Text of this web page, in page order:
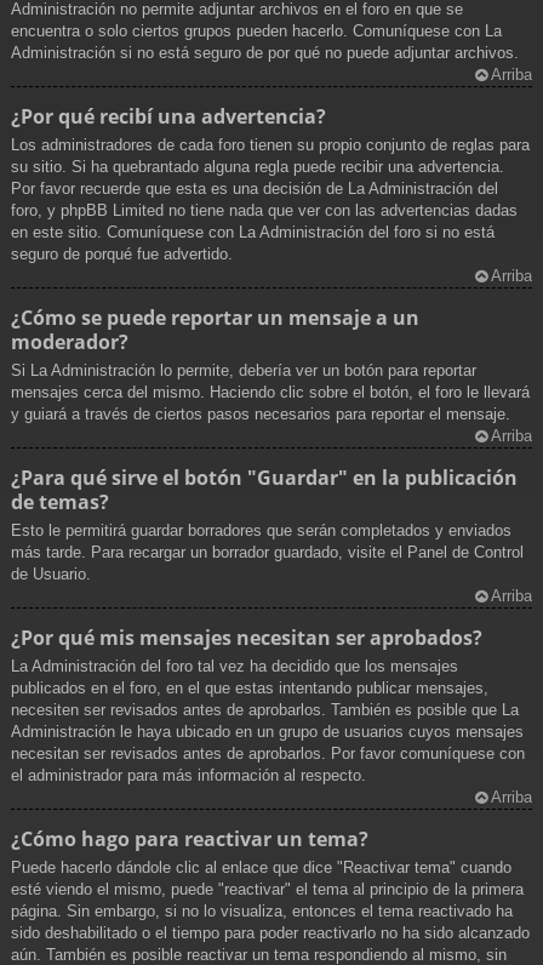
Administración no permite adjuntar archivos en el foro en que se
encuentra o solo ciertos grupos pueden hacerlo. Comuníquese con La
Administración si no está seguro de por qué no puede adjuntar archivos.
Arriba
¿Por qué recibí una advertencia?
Los administradores de cada foro tienen su propio conjunto de reglas para
su sitio. Si ha quebrantado alguna regla puede recibir una advertencia.
Por favor recuerde que esta es una decisión de La Administración del
foro, y phpBB Limited no tiene nada que ver con las advertencias dadas
en este sitio. Comuníquese con La Administración del foro si no está
seguro de porqué fue advertido.
Arriba
¿Cómo se puede reportar un mensaje a un
moderador?
Si La Administración lo permite, debería ver un botón para reportar
mensajes cerca del mismo. Haciendo clic sobre el botón, el foro le llevará
y guiará a través de ciertos pasos necesarios para reportar el mensaje.
Arriba
¿Para qué sirve el botón "Guardar" en la publicación
de temas?
Esto le permitirá guardar borradores que serán completados y enviados
más tarde. Para recargar un borrador guardado, visite el Panel de Control
de Usuario.
Arriba
¿Por qué mis mensajes necesitan ser aprobados?
La Administración del foro tal vez ha decidido que los mensajes
publicados en el foro, en el que estas intentando publicar mensajes,
necesiten ser revisados antes de aprobarlos. También es posible que La
Administración le haya ubicado en un grupo de usuarios cuyos mensajes
necesitan ser revisados antes de aprobarlos. Por favor comuníquese con
el administrador para más información al respecto.
Arriba
¿Cómo hago para reactivar un tema?
Puede hacerlo dándole clic al enlace que dice "Reactivar tema" cuando
esté viendo el mismo, puede "reactivar" el tema al principio de la primera
página. Sin embargo, si no lo visualiza, entonces el tema reactivado ha
sido deshabilitado o el tiempo para poder reactivarlo no ha sido alcanzado
aún. También es posible reactivar un tema respondiendo al mismo, sin